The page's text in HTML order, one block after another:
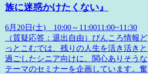
族に迷惑かけたくない』
6月20日(土) 10:00～11:0011:00~11:30
（質疑応答：退出自由）ぴんころ情報ど
っとこむでは、残りの人生を活き活きと
過ごしたシニア向けに、関心ありそうな
テーマのセミナーを企画しています。奮